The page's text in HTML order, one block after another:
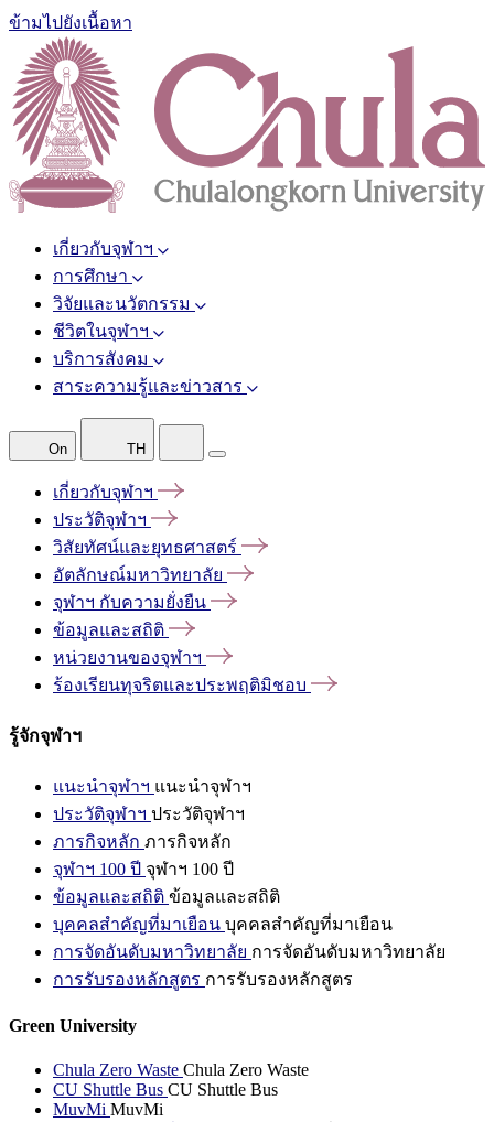
ข้ามไปยังเนื้อหา
เกี่ยวกับจุฬาฯ
การศึกษา
วิจัยและนวัตกรรม
ชีวิตในจุฬาฯ
บริการสังคม
สาระความรู้และข่าวสาร
On TH
เกี่ยวกับจุฬาฯ
ประวัติจุฬาฯ
วิสัยทัศน์และยุทธศาสตร์
อัตลักษณ์มหาวิทยาลัย
จุฬาฯ กับความยั่งยืน
ข้อมูลและสถิติ
หน่วยงานของจุฬาฯ
ร้องเรียนทุจริตและประพฤติมิชอบ
รู้จักจุฬาฯ
แนะนำจุฬาฯ แนะนำจุฬาฯ
ประวัติจุฬาฯ ประวัติจุฬาฯ
ภารกิจหลัก ภารกิจหลัก
จุฬาฯ 100 ปี จุฬาฯ 100 ปี
ข้อมูลและสถิติ ข้อมูลและสถิติ
บุคคลสำคัญที่มาเยือน บุคคลสำคัญที่มาเยือน
การจัดอันดับมหาวิทยาลัย การจัดอันดับมหาวิทยาลัย
การรับรองหลักสูตร การรับรองหลักสูตร
Green University
Chula Zero Waste Chula Zero Waste
CU Shuttle Bus CU Shuttle Bus
MuvMi MuvMi